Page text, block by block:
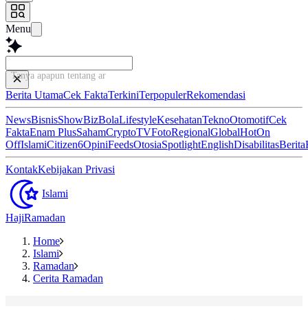
Menu
Tanya apapun tentang artikel in
Berita UtamaCek FaktaTerkiniTerpopulerRekomendasi
NewsBisnisShowBizBolaLifestyleKesehatanTeknoOtomotifCek
FaktaEnam PlusSahamCryptoTVFotoRegionalGlobalHotOn
OffIslamiCitizen6OpiniFeedsOtosiaSpotlightEnglishDisabilitasBerita
KontakKebijakan Privasi
Islami
HajiRamadan
Home
Islami
Ramadan
Cerita Ramadan